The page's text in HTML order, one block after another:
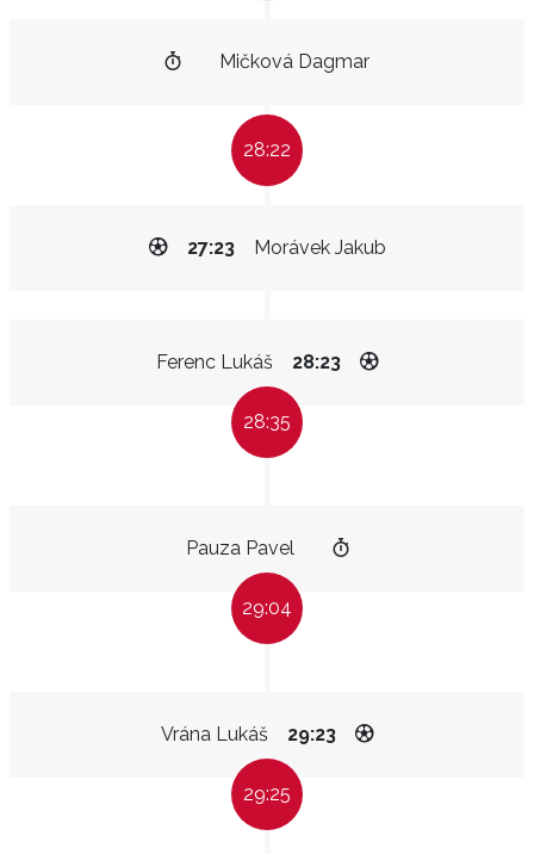
Mičková Dagmar
28:22
Morávek Jakub
27:23
Ferenc Lukáš 28:23
28:35
Pauza Pavel
29:04
Vrána Lukáš 29:23
29:25